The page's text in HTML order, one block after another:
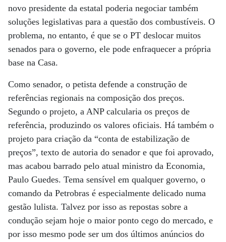
novo presidente da estatal poderia negociar também
soluções legislativas para a questão dos combustíveis. O
problema, no entanto, é que se o PT deslocar muitos
senados para o governo, ele pode enfraquecer a própria
base na Casa.
Como senador, o petista defende a construção de
referências regionais na composição dos preços.
Segundo o projeto, a ANP calcularia os preços de
referência, produzindo os valores oficiais. Há também o
projeto para criação da “conta de estabilização de
preços”, texto de autoria do senador e que foi aprovado,
mas acabou barrado pelo atual ministro da Economia,
Paulo Guedes. Tema sensível em qualquer governo, o
comando da Petrobras é especialmente delicado numa
gestão lulista. Talvez por isso as repostas sobre a
condução sejam hoje o maior ponto cego do mercado, e
por isso mesmo pode ser um dos últimos anúncios do